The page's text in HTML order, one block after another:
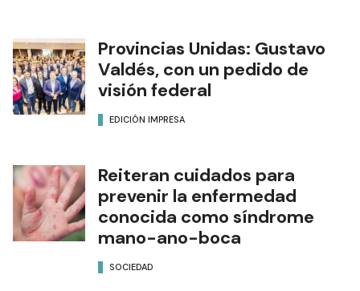
Provincias Unidas: Gustavo
Valdés, con un pedido de
visión federal
EDICIÓN IMPRESA
Reiteran cuidados para
prevenir la enfermedad
conocida como síndrome
mano-ano-boca
SOCIEDAD